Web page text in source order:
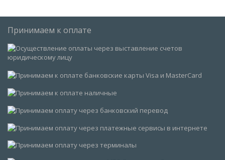
Принимаем к оплате